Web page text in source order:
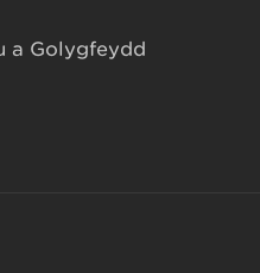
a Golygfeydd